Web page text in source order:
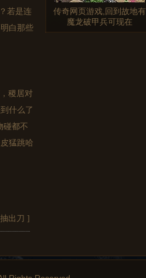
若是连
白那些
稷居对
什么了
碰都不
猛跳哈
出刀 ]
传奇网页游戏,回到故地有
魔龙破甲兵可现在